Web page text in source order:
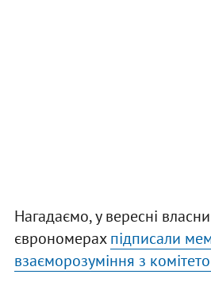
Нагадаємо, у вересні
єврономерахпідписали
взаєморозуміння з